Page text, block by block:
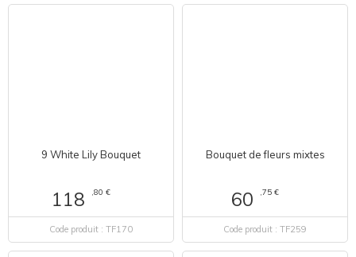
9 White Lily Bouquet
118 ,80 €
Code produit : TF170
Bouquet de fleurs mixtes
60 ,75 €
Code produit : TF259